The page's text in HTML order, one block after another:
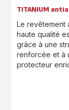
TITANIUM
Le revêtement
haute qualité
grâce à une
renforcée et à
protecteur